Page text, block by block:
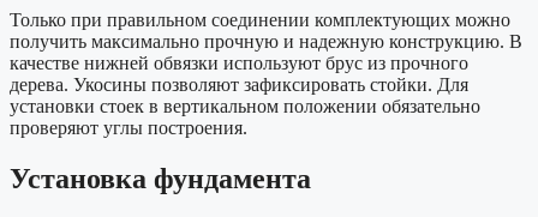
Только при правильном соединении комплектующих можно
получить максимально прочную и надежную конструкцию. В
качестве нижней обвязки используют брус из прочного
дерева. Укосины позволяют зафиксировать стойки. Для
установки стоек в вертикальном положении обязательно
проверяют углы построения.
Установка фундамента